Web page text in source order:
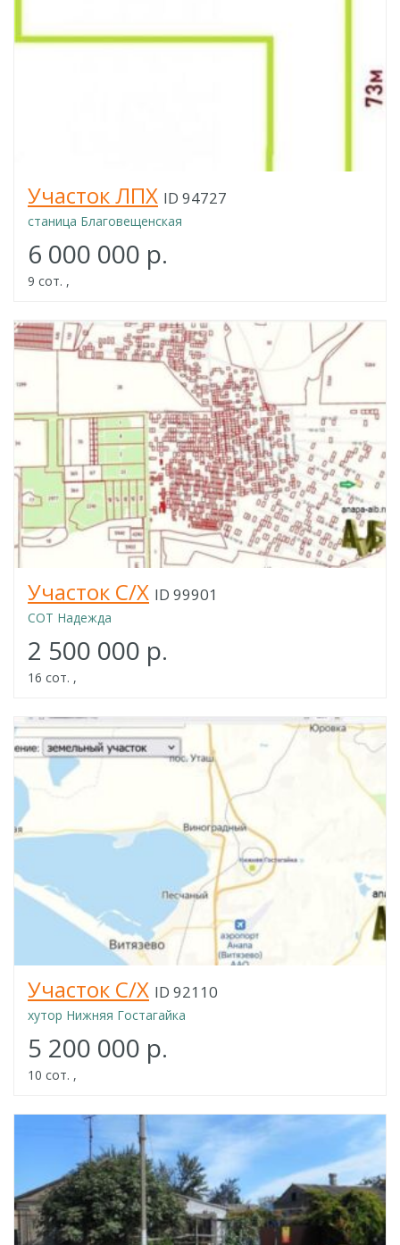
Участок ЛПХ ID 94727
станица Благовещенская
6 000 000 р.
9 сот. ,
Участок С/Х ID 99901
СОТ Надежда
2 500 000 р.
16 сот. ,
Участок С/Х ID 92110
хутор Нижняя Гостагайка
5 200 000 р.
10 сот. ,